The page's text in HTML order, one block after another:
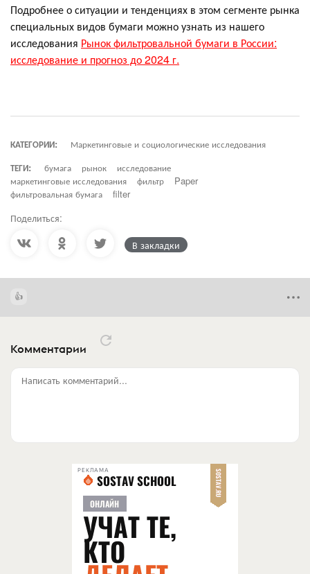
Подробнее о ситуации и тенденциях в этом сегменте рынка
специальных видов бумаги можно узнать из нашего
исследования Рынок фильтровальной бумаги в России:
исследование и прогноз до 2024 г.
КАТЕГОРИИ:
Маркетинговые и социологические исследования
ТЕГИ:
бумага рынок
исследование
маркетинговые исследования
фильтр
Paper
фильтровальная бумага
filter
Поделиться:
В закладки
Комментарии
Написать комментарий...
РЕКЛАМА